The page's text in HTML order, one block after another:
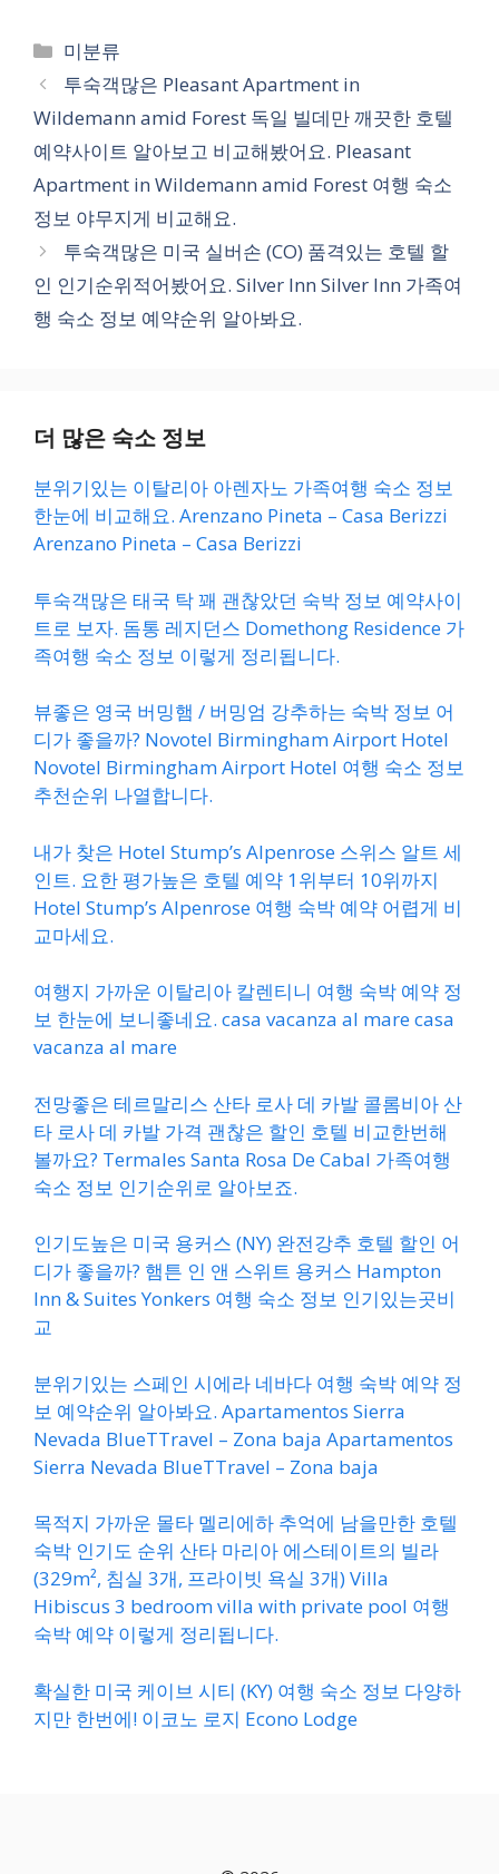
카
테
고
리
미분류
투숙객많은 Pleasant Apartment in
Wildemann amid Forest 독일 빌데만 깨끗한 호텔
예약사이트 알아보고 비교해봤어요. Pleasant
Apartment in Wildemann amid Forest 여행 숙소
정보 야무지게 비교해요.
투숙객많은 미국 실버손 (CO) 품격있는 호텔 할
인 인기순위적어봤어요. Silver Inn Silver Inn 가족여
행 숙소 정보 예약순위 알아봐요.
더 많은 숙소 정보
분위기있는 이탈리아 아렌자노 가족여행 숙소 정보
한눈에 비교해요. Arenzano Pineta – Casa Berizzi
Arenzano Pineta – Casa Berizzi
투숙객많은 태국 탁 꽤 괜찮았던 숙박 정보 예약사이
트로 보자. 돔통 레지던스 Domethong Residence 가
족여행 숙소 정보 이렇게 정리됩니다.
뷰좋은 영국 버밍햄 / 버밍엄 강추하는 숙박 정보 어
디가 좋을까? Novotel Birmingham Airport Hotel
Novotel Birmingham Airport Hotel 여행 숙소 정보
추천순위 나열합니다.
내가 찾은 Hotel Stump’s Alpenrose 스위스 알트 세
인트. 요한 평가높은 호텔 예약 1위부터 10위까지
Hotel Stump’s Alpenrose 여행 숙박 예약 어렵게 비
교마세요.
여행지 가까운 이탈리아 칼렌티니 여행 숙박 예약 정
보 한눈에 보니좋네요. casa vacanza al mare casa
vacanza al mare
전망좋은 테르말리스 산타 로사 데 카발 콜롬비아 산
타 로사 데 카발 가격 괜찮은 할인 호텔 비교한번해
볼까요? Termales Santa Rosa De Cabal 가족여행
숙소 정보 인기순위로 알아보죠.
인기도높은 미국 용커스 (NY) 완전강추 호텔 할인 어
디가 좋을까? 햄튼 인 앤 스위트 용커스 Hampton
Inn & Suites Yonkers 여행 숙소 정보 인기있는곳비
교
분위기있는 스페인 시에라 네바다 여행 숙박 예약 정
보 예약순위 알아봐요. Apartamentos Sierra
Nevada BlueTTravel – Zona baja Apartamentos
Sierra Nevada BlueTTravel – Zona baja
목적지 가까운 몰타 멜리에하 추억에 남을만한 호텔
숙박 인기도 순위 산타 마리아 에스테이트의 빌라
(329m², 침실 3개, 프라이빗 욕실 3개) Villa
Hibiscus 3 bedroom villa with private pool 여행
숙박 예약 이렇게 정리됩니다.
확실한 미국 케이브 시티 (KY) 여행 숙소 정보 다양하
지만 한번에! 이코노 로지 Econo Lodge